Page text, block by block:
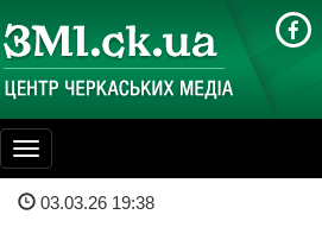
Toggle
navigation
03.03.26 19:38